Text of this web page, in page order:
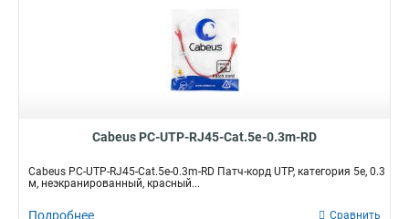
Cabeus PC-UTP-RJ45-Cat.5e-0.3m-RD
Cabeus PC-UTP-RJ45-Cat.5e-0.3m-RD Патч-корд UTP, категория 5e, 0.3
м, неэкранированный, красный...
Подробнее Сравнить